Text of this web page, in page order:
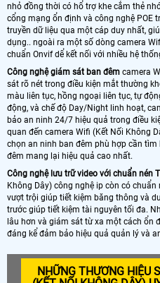
nhỏ đồng thời có hổ trợ khe cắm thẻ
cổng mạng ổn định và công nghệ POE
truyền dữ liệu qua một cáp duy nhất,
dụng.. ngoài ra một số dòng camera
chuẩn Onvif dể kết nối với nhiều hệ
Công nghệ giám sát ban đêm camera
sát rõ nét trong điều kiện mắt thường
màu liên tục, hồng ngoại liên tục, tự
động, và chế độ Day/Night linh hoạt,
bảo an ninh 24/7 hiệu quả trong điều
quan đến camera Wifi (Kết Nối Không
chọn an ninh ban đêm phù hợp cần
đêm mang lại hiệu quả cao nhất.
Công nghệ lưu trữ video với chuẩn nén
Không Dây) công nghệ ip còn có
vượt trội giúp tiết kiệm băng thông và
trước giúp tiết kiệm tài nguyên tối đa.
lâu hơn và giám sát từ xa một cách
đáng kể đảm bảo hiệu quả quản lý và
NHỮNG THƯƠNG HIỆU